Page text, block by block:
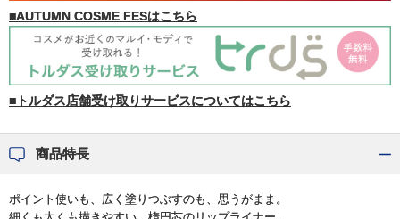
■AUTUMN COSME FESはこちら
■トルダス店舗受け取りサービスについてはこちら
商品特長
ポイント使いも、広く塗りつぶすのも、思うがまま。